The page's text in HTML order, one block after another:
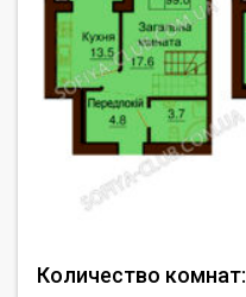
Количество комнат: